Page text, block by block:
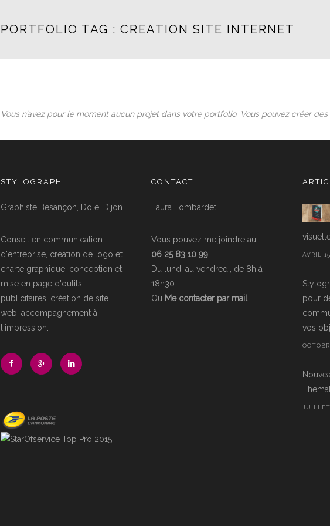
PORTFOLIO TAG : CREATION SITE INTERNET
Vous n’avez pour le moment aucun projet dans votre portfolio. Vous pouvez créer
STYLOGRAPH
Graphiste Besançon, Dole, Dijon
Conseil en communication
d'entreprise, création de logo et
charte graphique, conception et
mise en page d'outils
publicitaires, création de site
web, accompagnement à
l'impression.
CONTACT
Laura Lombardet
Vous pouvez me joindre au
06 25 83 10 99
Du lundi au vendredi, de 8h à
18h30
Ou Me contacter par mail
AVRIL
pour
vos